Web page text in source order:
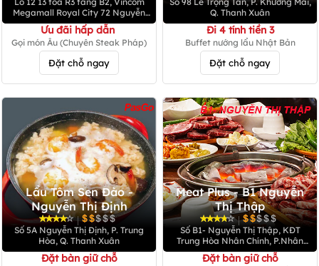
Megamall Royal City 72 Nguyễn
Trãi, Thanh Xuân, Hà Nội
Ưu đãi hấp dẫn
Gọi món Âu (Chuyên Steak Pháp)
Đặt chỗ ngay
Q. Thanh Xuân
Đi 4 tính tiền 3
Buffet nướng lẩu Nhật Bản
Đặt chỗ ngay
Lẩu Tôm Sen Đào -
Nguyễn Thị Định
|
Số 5A Nguyễn Thị Định, P. Trung
Hòa, Q. Thanh Xuân
Đặt bàn giữ chỗ
Meat Plus - B1 Nguyễn
Thị Thập
|
Số B1- Nguyễn Thị Thập, KĐT
Trung Hòa Nhân Chính, P.Nhân
Chính, Q. Thanh Xuân
Đặt bàn giữ chỗ